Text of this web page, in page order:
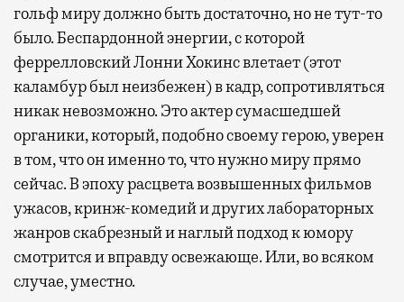
гольф миру должно быть достаточно, но не тут-то
было. Беспардонной энергии, с которой
феррелловский Лонни Хокинс влетает (этот
каламбур был неизбежен) в кадр, сопротивляться
никак невозможно. Это актер сумасшедшей
органики, который, подобно своему герою, уверен
в том, что он именно то, что нужно миру прямо
сейчас. В эпоху расцвета возвышенных фильмов
ужасов, кринж-комедий и других лабораторных
жанров скабрезный и наглый подход к юмору
смотрится и вправду освежающе. Или, во всяком
случае, уместно.